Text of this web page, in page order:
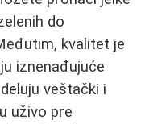
do
kvalitet je
iznenađujuće
veštački i
uživo pre